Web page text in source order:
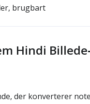
brugbart
Hindi
der konverterer